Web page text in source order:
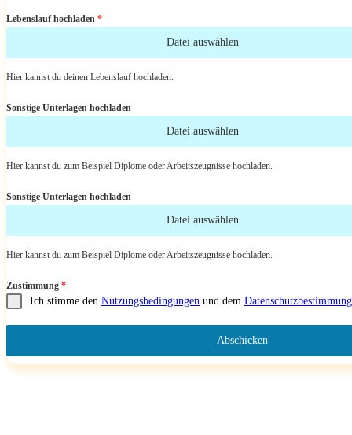
Lebenslauf hochladen *
Datei auswählen
Hier kannst du deinen Lebenslauf hochladen.
Sonstige Unterlagen hochladen
Datei auswählen
Hier kannst du zum Beispiel Diplome oder Arbeitszeugnisse hochladen.
Sonstige Unterlagen hochladen
Datei auswählen
Hier kannst du zum Beispiel Diplome oder Arbeitszeugnisse hochladen.
Zustimmung *
Ich stimme den Nutzungsbedingungen und dem
Abschicken